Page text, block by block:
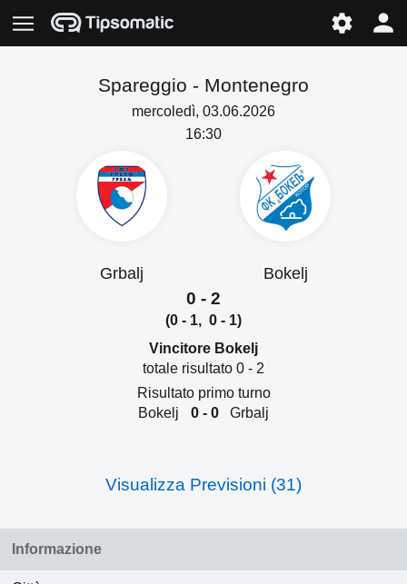
Spareggio - Montenegro
mercoledì, 03.06.2026
16:30
Grbalj Bokelj
0 - 2
(0 - 1, 0 - 1)
Vincitore Bokelj
totale risultato 0 - 2
Risultato primo turno
Bokelj
0 - 0 Grbalj
Visualizza Previsioni (31)
Informazione